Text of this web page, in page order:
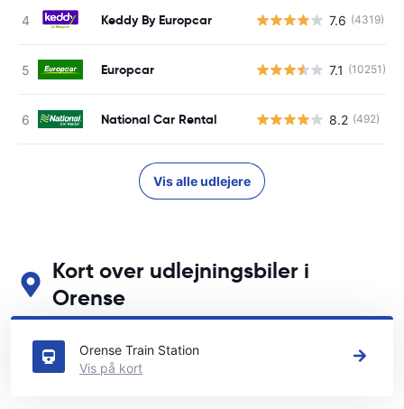
Keddy By Europcar 7.6 (4319)
Europcar 7.1 (10251)
National Car Rental 8.2 (492)
Vis alle udlejere
Kort over udlejningsbiler i
Orense
Se vores vigtigste biludlejningssteder i Orense
Orense Train Station
Vis på kort